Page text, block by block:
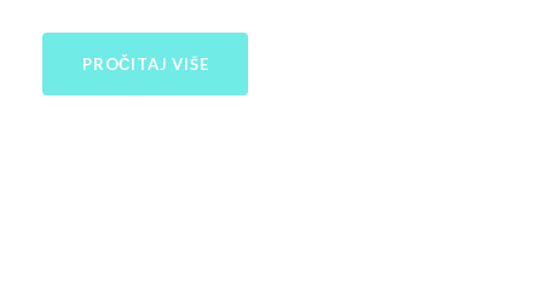
PROČITAJ VIŠE